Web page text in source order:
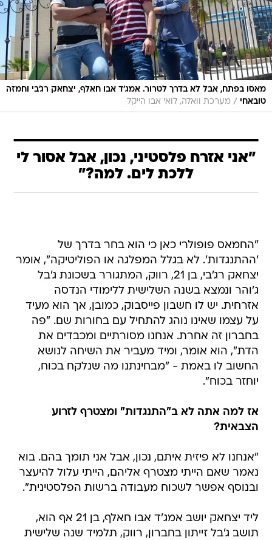
מאסו בפתח, אבל לא בדרך לטרור. אמג'ד אבו חאלף, יצחאק רג'בי וחמזה
טובאחי / מערכת וואלה, לואי אבו הייקל
"אני אזרח פלסטיני, נכון, אבל אסור לי
ללכת לים. למה?"
"החמאס פופולרי כאן כי הוא בחר בדרך של
'ההתנגדות'. לא בגלל המפלגה או הפוליטיקה", אומר
יצחאק רג'בי, בן 21, רווק, המתגורר בשכונת ג'בל
ג'והר ונמצא בשנה השלישית ללימודי הנדסה
אזרחית. יש לו חשבון פייסבוק, כמובן, אך הוא מעיד
על עצמו שאינו נוהג להתחיל עם בחורות שם. "פה
בחברון זה אחרת. אנחנו מסורתיים ומכבדים את
הדת", הוא אומר, ומיד מעביר את השיחה לנושא
החשוב לו באמת - "מבחינתנו מה שנלקח בכוח,
יוחזר בכוח".
אז למה אתה לא ב"התנגדות" ומצטרף לזרוע
הצבאית?
"אנחנו לא פיזית איתם, נכון, אבל אני תומך בהם. בוא
נאמר שאם הייתי מצטרף אליהם, הייתי עלול להיעצר
ובנוסף אפשר לשכוח מעבודה ברשות הפלסטינית".
ליד יצחאק יושב אמג'ד אבו חאלף, בן 21 אף הוא,
תושב ג'בל זייתון בחברון, רווק, תלמיד שנה שלישית